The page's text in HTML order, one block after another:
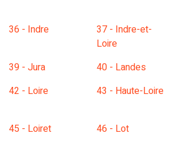
36 - Indre
37 - Indre-et-
Loire
39 - Jura 40 - Landes
42 - Loire
43 - Haute-Loire
45 - Loiret
46 - Lot